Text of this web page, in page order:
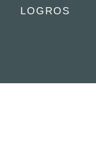
LOGROS